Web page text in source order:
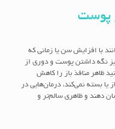
پوست
با افزایش سن یا زمانی که
نگه داشتن پوست و دوری از
ظاهر منافذ باز را کاهش
یا بسته نمی‌کند، درمان‌هایی در
دهند و ظاهری سالم‌تر و